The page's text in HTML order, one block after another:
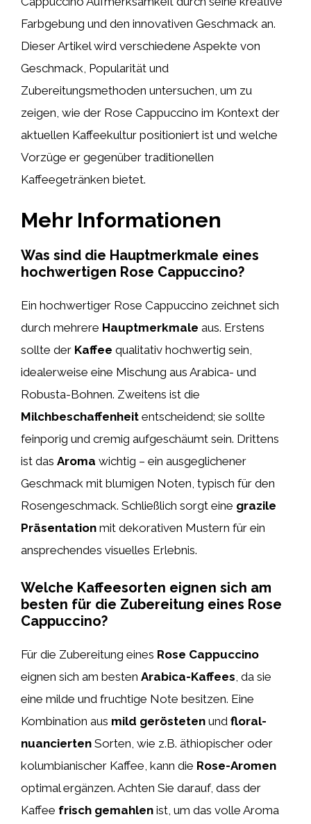
Farbgebung und den innovativen Geschmack an.
Dieser Artikel wird verschiedene Aspekte von
Geschmack, Popularität und
Zubereitungsmethoden untersuchen, um zu
zeigen, wie der Rose Cappuccino im Kontext der
aktuellen Kaffeekultur positioniert ist und welche
Vorzüge er gegenüber traditionellen
Kaffeegetränken bietet.
Mehr Informationen
Was sind die Hauptmerkmale eines
hochwertigen Rose Cappuccino?
Ein hochwertiger Rose Cappuccino zeichnet sich
durch mehrere Hauptmerkmale aus. Erstens
sollte der Kaffee qualitativ hochwertig sein,
idealerweise eine Mischung aus Arabica- und
Robusta-Bohnen. Zweitens ist die
Milchbeschaffenheit entscheidend; sie sollte
feinporig und cremig aufgeschäumt sein. Drittens
ist das Aroma wichtig – ein ausgeglichener
Geschmack mit blumigen Noten, typisch für den
Rosengeschmack. Schließlich sorgt eine grazile
Präsentation mit dekorativen Mustern für ein
ansprechendes visuelles Erlebnis.
Welche Kaffeesorten eignen sich am
besten für die Zubereitung eines Rose
Cappuccino?
Für die Zubereitung eines Rose Cappuccino
eignen sich am besten Arabica-Kaffees , da sie
eine milde und fruchtige Note besitzen. Eine
Kombination aus mild gerösteten und floral-
nuancierten Sorten, wie z.B. äthiopischer oder
kolumbianischer Kaffee, kann die Rose-Aromen
optimal ergänzen. Achten Sie darauf, dass der
Kaffee frisch gemahlen ist, um das volle Aroma